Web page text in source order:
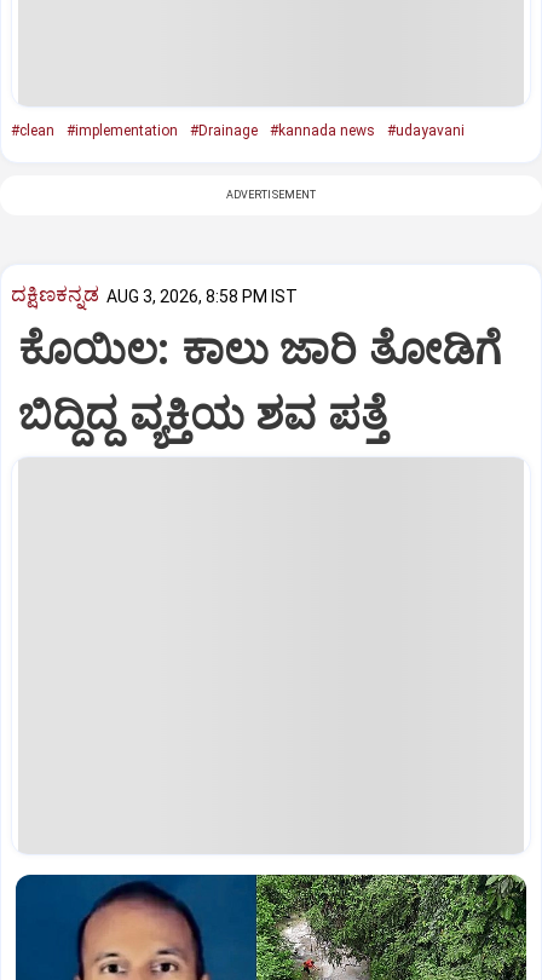
#clean #implementation #Drainage #kannada news #udayavani
ADVERTISEMENT
ದಕ್ಷಿಣಕನ್ನಡ AUG 3, 2026, 8:58 PM IST
ಕೊಯಿಲ: ಕಾಲು ಜಾರಿ ತೋಡಿಗೆ
ಬಿದ್ದಿದ್ದ ವ್ಯಕ್ತಿಯ ಶವ ಪತ್ತೆ